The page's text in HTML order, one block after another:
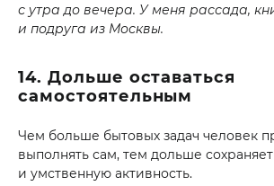
с утра до вечера. У меня рассада,
и подруга из Москвы.
14. Дольше оставаться
самостоятельным
Чем больше бытовых задач человек
выполнять сам, тем дольше
и умственную активность.